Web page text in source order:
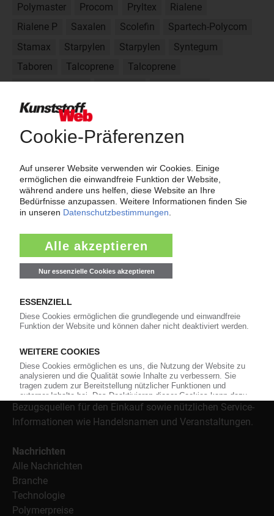
Polymaster
Procom Pryltex
Rialene
Rialene P
Saxalen Scolefin
Spartech-Polycom
Stamax
Starpylen Starpylen
Syntegum
Taboren
Talcoprene
Talcoprene
Tecnoprene
Thermofil
Über das KunststoffWeb
Als einer der Internet-Pioniere der Kunststoffindustrie
und Führungskräfte der Branche mit täglichen
Nachrichten rund um das Thema "Kunststoffe". Im Fokus
Kunststoffe sowie Märkte, Unternehmen, Produkte,
Material, Anwendungen und Verpackungen.
Weiterhin bietet das KunststoffWeb geeignete
Bezugsquellen für den Einkauf sowie nützlichen Service-
Informationen wie Handelsnamen und Veranstaltungen.
Nachrichten
Alle Nachrichten
Branche
Technologie
Polymerpreise